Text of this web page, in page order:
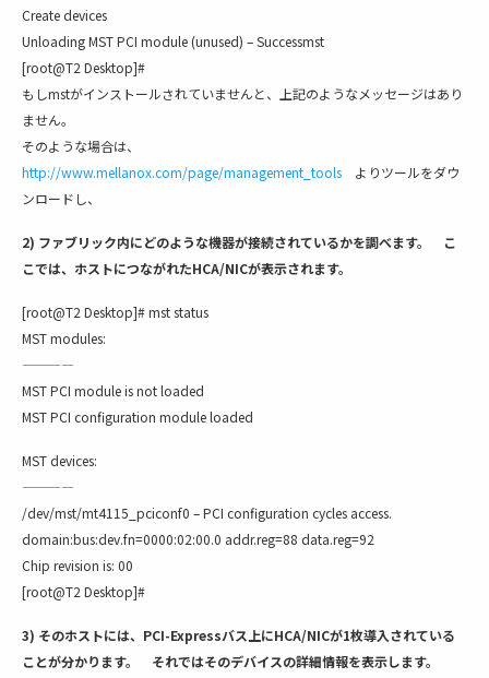
Create devices
Unloading MST PCI module (unused) – Successmst
[root@T2 Desktop]#
もしmstがインストールされていませんと、上記のようなメッセージはあり
ません。
そのような場合は、
http://www.mellanox.com/page/management_tools よりツールをダウ
ンロードし、
2) ファブリック内にどのような機器が接続されているかを調べます。 こ
こでは、ホストにつながれたHCA/NICが表示されます。
[root@T2 Desktop]# mst status
MST modules:
————
MST PCI module is not loaded
MST PCI configuration module loaded
MST devices:
————
/dev/mst/mt4115_pciconf0 – PCI configuration cycles access.
domain:bus:dev.fn=0000:02:00.0 addr.reg=88 data.reg=92
Chip revision is: 00
[root@T2 Desktop]#
3) そのホストには、PCI-Expressバス上にHCA/NICが1枚導入されている
ことが分かります。 それではそのデバイスの詳細情報を表示します。